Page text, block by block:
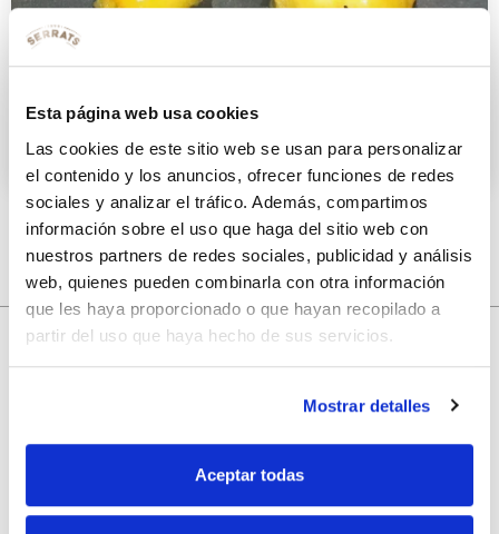
Esta página web usa cookies
Las cookies de este sitio web se usan para personalizar
el contenido y los anuncios, ofrecer funciones de redes
sociales y analizar el tráfico. Además, compartimos
información sobre el uso que haga del sitio web con
nuestros partners de redes sociales, publicidad y análisis
web, quienes pueden combinarla con otra información
que les haya proporcionado o que hayan recopilado a
partir del uso que haya hecho de sus servicios.
Mostrar detalles
Aceptar todas
18 OCTUBRE 2016
10% de descuento
con tu primera compra.